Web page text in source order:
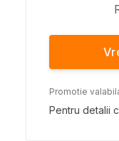
Promotie
Pentru detalii